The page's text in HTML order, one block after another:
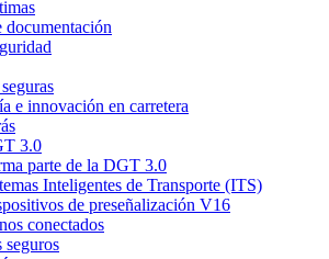
documentación
e innovación en carretera
3.0
parte de la DGT 3.0
Inteligentes de Transporte (ITS)
de preseñalización V16
conectados
seguros